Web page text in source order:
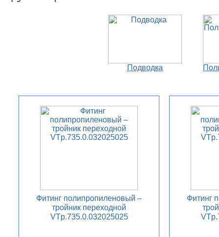
Подводка
Фитинг полипропиленовый –
тройник переходной
VTp.735.0.032025025
Фитинг